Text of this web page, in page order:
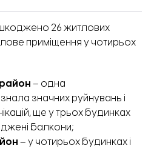
26 житлових
приміщення у чотирьох
– одна
значних руйнувань і
ще у трьох будинках
балкони;
– у чотирьох будинках і